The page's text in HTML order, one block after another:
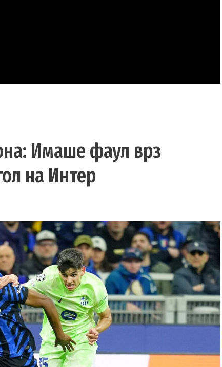
Имаше фаул врз
на Интер